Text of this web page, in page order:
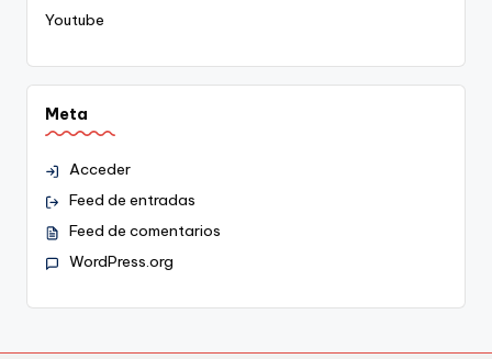
Youtube
Meta
Acceder
Feed de entradas
Feed de comentarios
WordPress.org